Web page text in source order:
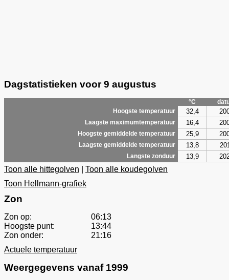
Dagstatistieken voor 9 augustus
°C
Hoogste temperatuur
32,4
Laagste maximumtemperatuur 16,4
Hoogste gemiddelde temperatuur 25,9
Laagste gemiddelde temperatuur 13,8
Langste zonduur 13,9
Toon alle hittegolven
Toon alle koudegolven
Toon Hellmann-grafiek
Zon
Zon op:
06:13
Hoogste punt:
13:44
Zon onder:
21:16
Actuele temperatuur
Weergegevens vanaf 1999